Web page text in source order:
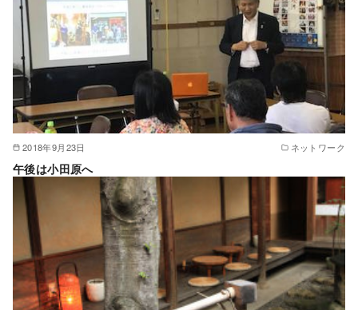
2018年9月23日 ネットワーク
午後は小田原へ